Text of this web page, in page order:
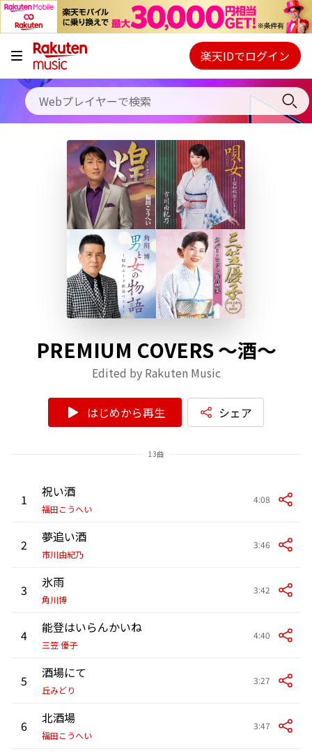
キャンペーン
料金プラン
使い方
初回30日間無料お試し
Webプレイヤー
ご契約内容の確認・変更
楽天IDでログイン
PREMIUM COVERS ～酒～
Edited by Rakuten Music
はじめから再生 シェア
13曲
1 祝い酒
福田こうへい
4:08
2 夢追い酒
市川由紀乃
3:46
3 氷雨
角川博
3:42
4 能登はいらんかいね
三笠 優子
4:40
5 酒場にて
丘みどり
3:27
6 北酒場
福田こうへい
3:47